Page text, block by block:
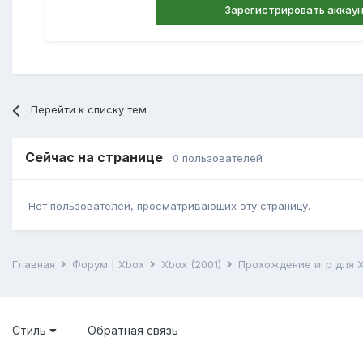
Зарегистрировать
Перейти к списку тем
Сейчас на странице 0 пользователей
Нет пользователей, просматривающих эту страницу.
Главная Форум | Xbox Xbox (2001) Прохождение игр для
Стиль Обратная связь